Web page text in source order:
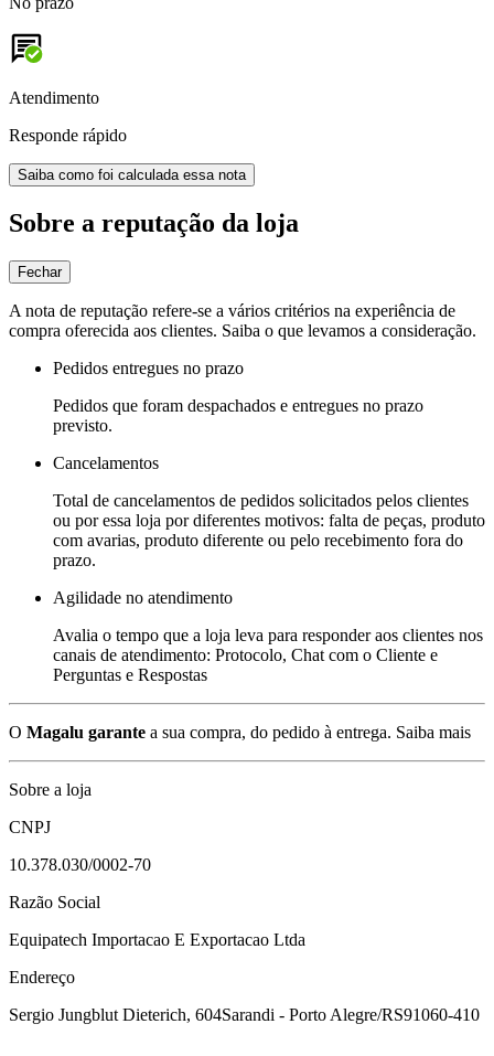
Atendimento
Responde rápido
Saiba como foi calculada essa nota
Sobre a reputação da loja
Fechar
A nota de reputação refere-se a vários critérios na experiência de
compra oferecida aos clientes. Saiba o que levamos a consideração.
Pedidos entregues no prazo
Pedidos que foram despachados e entregues no prazo
previsto.
Cancelamentos
Total de cancelamentos de pedidos solicitados pelos clientes
ou por essa loja por diferentes motivos: falta de peças, produto
com avarias, produto diferente ou pelo recebimento fora do
prazo.
Agilidade no atendimento
Avalia o tempo que a loja leva para responder aos clientes nos
canais de atendimento: Protocolo, Chat com o Cliente e
Perguntas e Respostas
O Magalu garante a sua compra, do pedido à entrega. Saiba mais
Sobre a loja
CNPJ
10.378.030/0002-70
Razão Social
Equipatech Importacao E Exportacao Ltda
Endereço
Sergio Jungblut Dieterich, 604Sarandi - Porto Alegre/RS91060-410